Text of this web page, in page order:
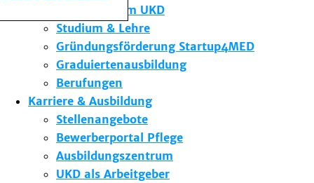
Forschung am UKD
Studium & Lehre
Gründungsförderung Startup4MED
Graduiertenausbildung
Berufungen
Karriere & Ausbildung
Stellenangebote
Bewerberportal Pflege
Ausbildungszentrum
UKD als Arbeitgeber